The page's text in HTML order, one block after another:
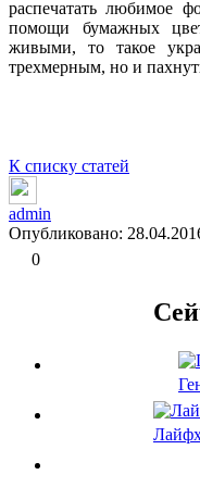
распечатать любимое
помощи бумажных
живыми, то такое
трехмерным, но и
К списку статей
admin
Опубликовано:
0